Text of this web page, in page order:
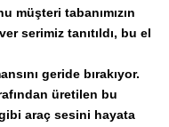
müşteri tabanımızın
serimiz tanıtıldı, bu el
geride bırakıyor.
üretilen bu
gibi araç sesini hayata